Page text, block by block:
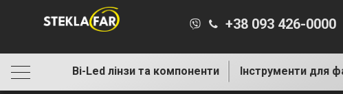
+38 093 426-0000
Bi-Led лінзи та компоненти Інструменти для